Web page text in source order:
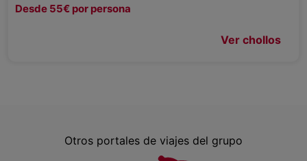
Desde 55€ por persona
Ver chollos
Otros portales de viajes del grupo